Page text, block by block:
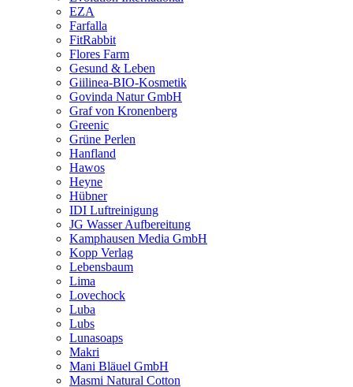
EZA
Farfalla
FitRabbit
Flores Farm
Gesund & Leben
Giilinea-BIO-Kosmetik
Govinda Natur GmbH
Graf von Kronenberg
Greenic
Grüne Perlen
Hanfland
Hawos
Heyne
Hübner
IDI Luftreinigung
JG Wasser Aufbereitung
Kamphausen Media GmbH
Kopp Verlag
Lebensbaum
Lima
Lovechock
Luba
Lubs
Lunasoaps
Makri
Mani Bläuel GmbH
Masmi Natural Cotton